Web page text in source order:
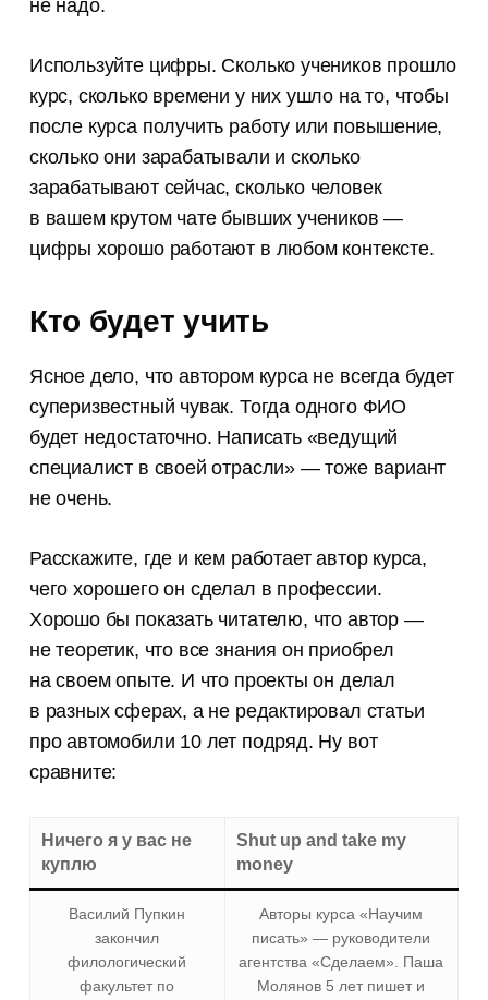
не надо.
Используйте цифры. Сколько учеников прошло
курс, сколько времени у них ушло на то, чтобы
после курса получить работу или повышение,
сколько они зарабатывали и сколько
зарабатывают сейчас, сколько человек
в вашем крутом чате бывших учеников —
цифры хорошо работают в любом контексте.
Кто будет учить
Ясное дело, что автором курса не всегда будет
суперизвестный чувак. Тогда одного ФИО
будет недостаточно. Написать «ведущий
специалист в своей отрасли» — тоже вариант
не очень.
Расскажите, где и кем работает автор курса,
чего хорошего он сделал в профессии.
Хорошо бы показать читателю, что автор —
не теоретик, что все знания он приобрел
на своем опыте. И что проекты он делал
в разных сферах, а не редактировал статьи
про автомобили 10 лет подряд. Ну вот
сравните:
Ничего я у вас не
куплю
Shut up and take my
money
Василий Пупкин
закончил
филологический
факультет по
Авторы курса «Научим
писать» — руководители
агентства «Сделаем». Паша
Молянов 5 лет пишет и